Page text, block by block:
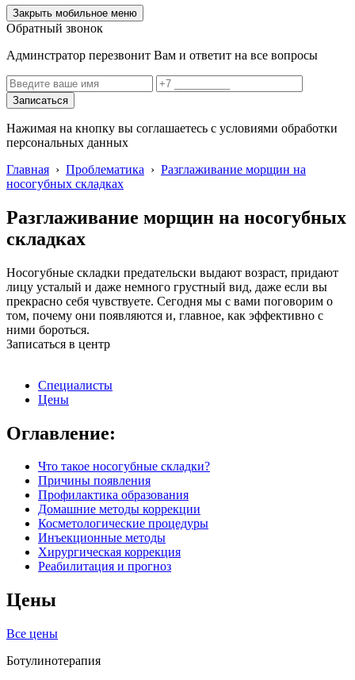
Закрыть мобильное меню
Обратный звонок
Админстратор перезвонит Вам и ответит на все вопросы
Записаться
Нажимая на кнопку вы соглашаетесь с условиями обработки
персональных данных
Главная › Проблематикa › Разглаживание морщин на
носогубных складках
Разглаживание морщин на носогубных
складках
Носогубные складки предательски выдают возраст, придают
лицу усталый и даже немного грустный вид, даже если вы
прекрасно себя чувствуете. Сегодня мы с вами поговорим о
том, почему они появляются и, главное, как эффективно с
ними бороться.
Записаться в центр
Специалисты
Цены
Оглавление:
Что такое носогубные складки?
Причины появления
Профилактика образования
Домашние методы коррекции
Косметологические процедуры
Инъекционные методы
Хирургическая коррекция
Реабилитация и прогноз
Цены
Все цены
Ботулинотерапия